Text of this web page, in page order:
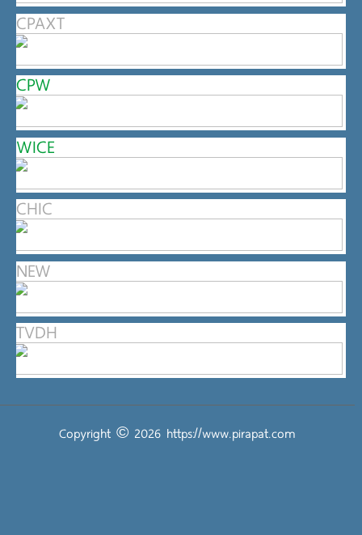
CPAXT
CPW
WICE
CHIC
NEW
TVDH
Copyright © 2026 https://www.pirapat.com